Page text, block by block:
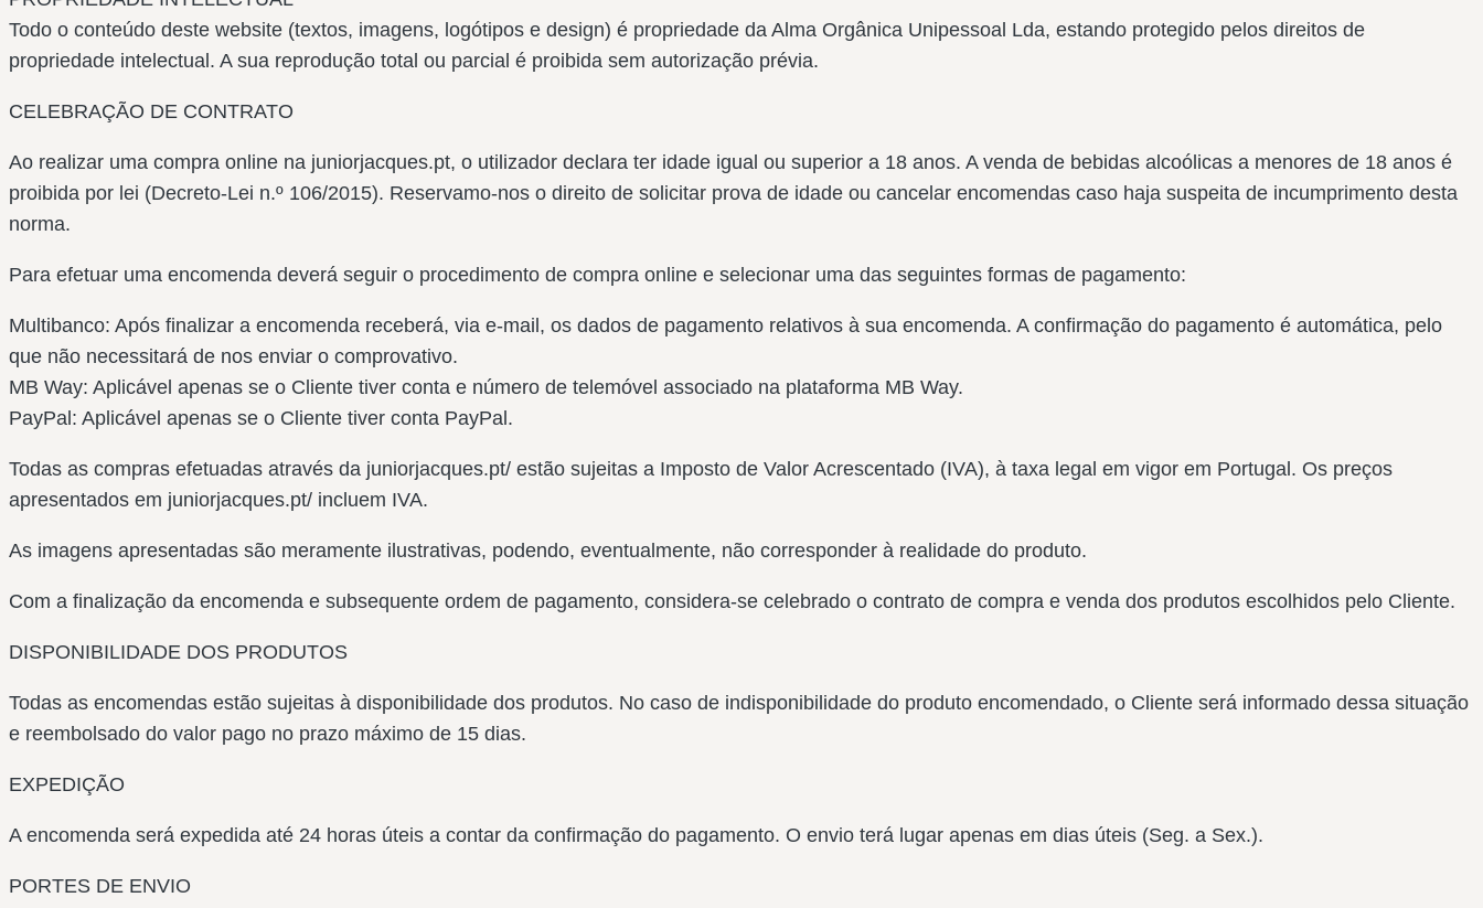
Todo o conteúdo deste website (textos, imagens, logótipos e design) é propriedade da Alma Orgânica Unipessoal Lda, estando protegido pelos direitos de
propriedade intelectual. A sua reprodução total ou parcial é proibida sem autorização prévia.
CELEBRAÇÃO DE CONTRATO
Ao realizar uma compra online na juniorjacques.pt, o utilizador declara ter idade igual ou superior a 18 anos. A venda de bebidas alcoólicas a menores de 18 anos é
proibida por lei (Decreto-Lei n.º 106/2015). Reservamo-nos o direito de solicitar prova de idade ou cancelar encomendas caso haja suspeita de incumprimento desta
norma.
Para efetuar uma encomenda deverá seguir o procedimento de compra online e selecionar uma das seguintes formas de pagamento:
Multibanco: Após finalizar a encomenda receberá, via e-mail, os dados de pagamento relativos à sua encomenda. A confirmação do pagamento é automática, pelo
que não necessitará de nos enviar o comprovativo.
MB Way: Aplicável apenas se o Cliente tiver conta e número de telemóvel associado na plataforma MB Way.
PayPal: Aplicável apenas se o Cliente tiver conta PayPal.
Todas as compras efetuadas através da juniorjacques.pt/ estão sujeitas a Imposto de Valor Acrescentado (IVA), à taxa legal em vigor em Portugal. Os preços
apresentados em juniorjacques.pt/ incluem IVA.
As imagens apresentadas são meramente ilustrativas, podendo, eventualmente, não corresponder à realidade do produto.
Com a finalização da encomenda e subsequente ordem de pagamento, considera-se celebrado o contrato de compra e venda dos produtos escolhidos pelo Cliente.
DISPONIBILIDADE DOS PRODUTOS
Todas as encomendas estão sujeitas à disponibilidade dos produtos. No caso de indisponibilidade do produto encomendado, o Cliente será informado dessa situação
e reembolsado do valor pago no prazo máximo de 15 dias.
EXPEDIÇÃO
A encomenda será expedida até 24 horas úteis a contar da confirmação do pagamento. O envio terá lugar apenas em dias úteis (Seg. a Sex.).
PORTES DE ENVIO